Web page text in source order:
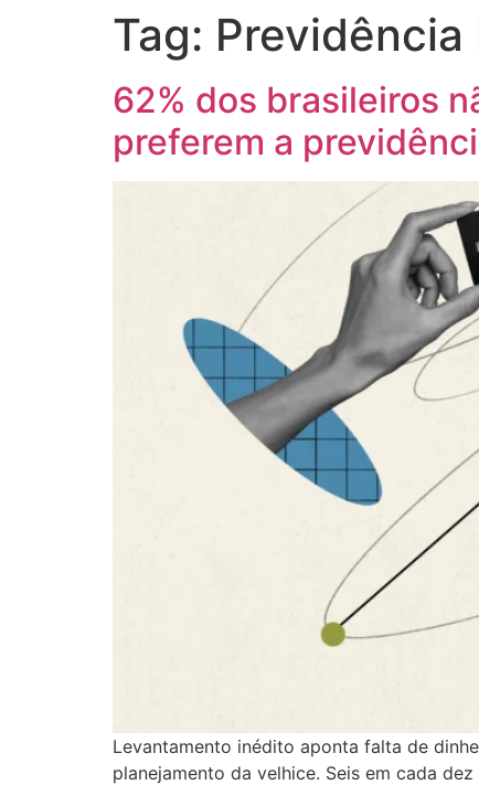
Tag: Previdência
62% dos brasileiros
preferem a
Levantamento inédito aponta falta de
planejamento da velhice. Seis em cada